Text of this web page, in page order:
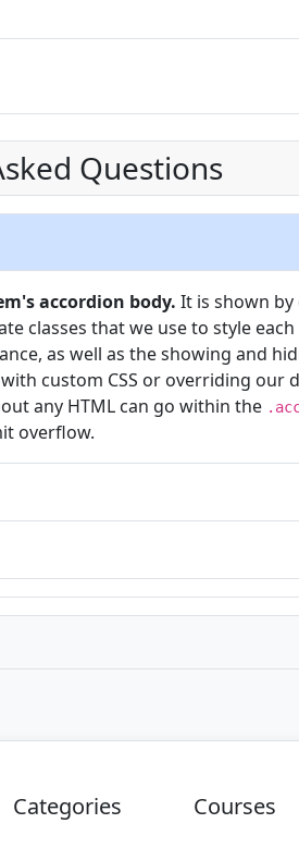
Questions
accordion body. It is shown
classes that we use to style
as well as the showing and
custom CSS or overriding our
any HTML can go within the
overflow.
Categories Courses